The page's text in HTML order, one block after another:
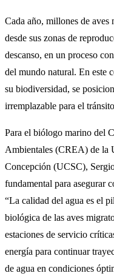
Cada año, millones de aves
desde sus zonas de
descanso, en un proceso
del mundo natural. En este
su biodiversidad, se
irremplazable para el
Para el biólogo marino del
Ambientales (CREA) de la
Concepción (UCSC),
fundamental para asegurar
“La calidad del agua es el
biológica de las aves
estaciones de servicio
energía para continuar
de agua en condiciones